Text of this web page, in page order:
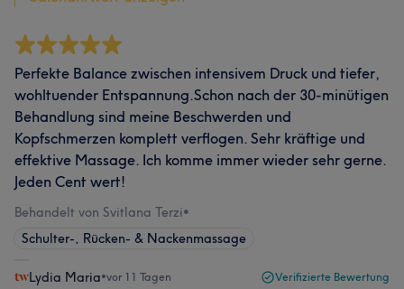
Perfekte Balance zwischen intensivem Druck und tiefer,
wohltuender Entspannung.Schon nach der 30-minütigen
Behandlung sind meine Beschwerden und
Kopfschmerzen komplett verflogen. Sehr kräftige und
effektive Massage. Ich komme immer wieder sehr gerne.
Jeden Cent wert!
Behandelt von Svitlana Terzi•
Schulter-, Rücken- & Nackenmassage
Lydia Maria•vor 11 Tagen Verifizierte Bewertung